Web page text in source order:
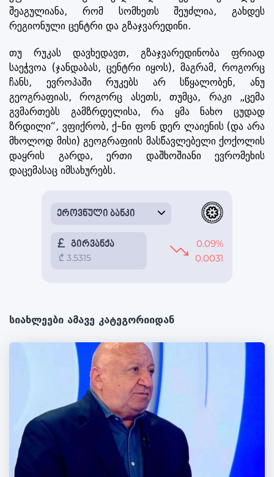
შეაგულიანა, რომ სომხეთს შეუძლია, გახდეს
რეგიონული ცენტრი და გზაჯვარედინი.
თუ რუკას დავხედავთ, გზაჯვარედინობა ფრიად
საეჭვოა (ჯანდაბას, ცენტრი იყოს), მაგრამ, როგორც
ჩანს, ევროპაში რუკებს არ სწყალობენ, ანუ
გეოგრაფიას, როგორც ასეთს, თუმცა, რაკი „ცემა
გვმართებს გამზრდელისა, რა ყმა ნახო ცუდად
ზრდილი“, ვფიქრობ, ქ-ნი ფონ დერ ლაიენის (და არა
მხოლოდ მისი) გეოგრაფიის მასწავლებელი ქოქოლის
დაყრის გარდა, ერთი დაშხოშიანი ევრომეხის
დაცემასაც იმსახურებს.
სიახლეები ამავე კატეგორიიდან